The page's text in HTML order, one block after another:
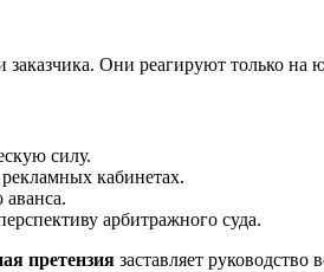
Они реагируют только
силу.
кабинетах.
аванса.
арбитражного суда.
претензия заставляет руководство